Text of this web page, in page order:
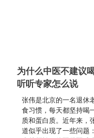
为什么中医不建议
听听专家怎么说
张伟是北京的一名退休
食习惯，每天都坚持喝
质和蛋白质。近年来，
道似乎出现了一些问题